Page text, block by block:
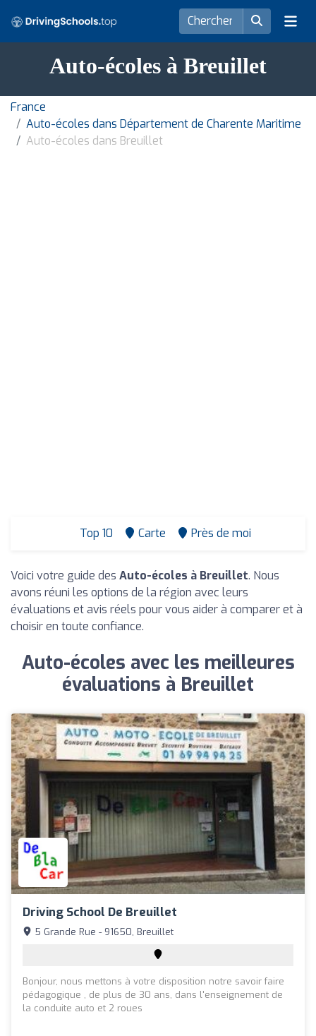
Auto-écoles à Breuillet
France
Auto-écoles dans Département de Charente Maritime
Auto-écoles dans Breuillet
Top 10 Carte Près de moi
Voici votre guide des Auto-écoles à Breuillet. Nous
avons réuni les options de la région avec leurs
évaluations et avis réels pour vous aider à comparer et à
choisir en toute confiance.
Auto-écoles avec les meilleures
évaluations à Breuillet
Driving School De Breuillet
5 Grande Rue - 91650, Breuillet
Bonjour, nous mettons à votre disposition notre savoir faire
pédagogique , de plus de 30 ans, dans l'enseignement de
la conduite auto et 2 roues